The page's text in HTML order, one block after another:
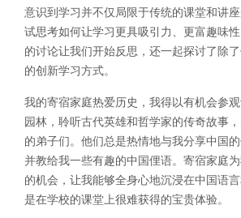
意识到学习并不仅局限于传统的课堂和讲
试思考如何让学习更具吸引力、更富趣味
的讨论让我们开始反思，还一起探讨了除
的创新学习方式。
我的寄宿家庭热爱历史，我得以有机会参
园林，聆听古代英雄和哲学家的传奇故事
的弟子们。他们总是热情地与我分享中国的
并教给我一些有趣的中国俚语。寄宿家庭
的机会，让我能够全身心地沉浸在中国语
是在学校的课堂上很难获得的宝贵体验。